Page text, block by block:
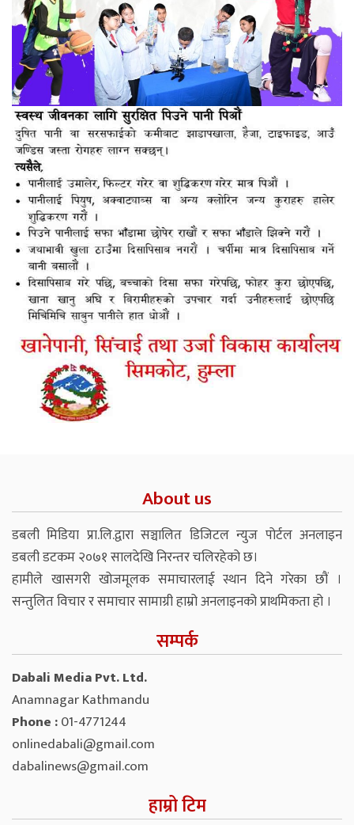
About us
डबली मिडिया प्रा.लि.द्वारा सञ्चालित डिजिटल न्युज पोर्टल अनलाइन
डबली डटकम २०७१ सालदेखि निरन्तर चलिरहेको छ।
हामीले खासगरी खोजमूलक समाचारलाई स्थान दिने गरेका छौं ।
सन्तुलित विचार र समाचार सामाग्री हाम्रो अनलाइनको प्राथमिकता हो ।
सम्पर्क
Dabali Media Pvt. Ltd.
Anamnagar Kathmandu
Phone :01-4771244
onlinedabali@gmail.com
dabalinews@gmail.com
हाम्रो टिम